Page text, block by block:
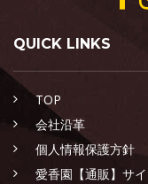
QUICK LINKS
TOP
会社沿革
個人情報保護方針
愛香園【通販】サイ